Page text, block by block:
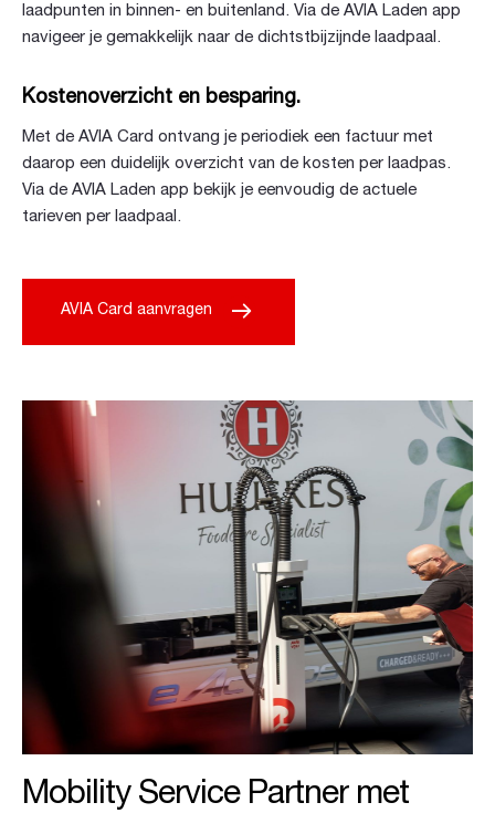
laadpunten in binnen- en buitenland. Via de AVIA Laden app
navigeer je gemakkelijk naar de dichtstbijzijnde laadpaal.
Kostenoverzicht en besparing.
Met de AVIA Card ontvang je periodiek een factuur met
daarop een duidelijk overzicht van de kosten per laadpas.
Via de AVIA Laden app bekijk je eenvoudig de actuele
tarieven per laadpaal.
AVIA Card aanvragen
Mobility Service Partner met